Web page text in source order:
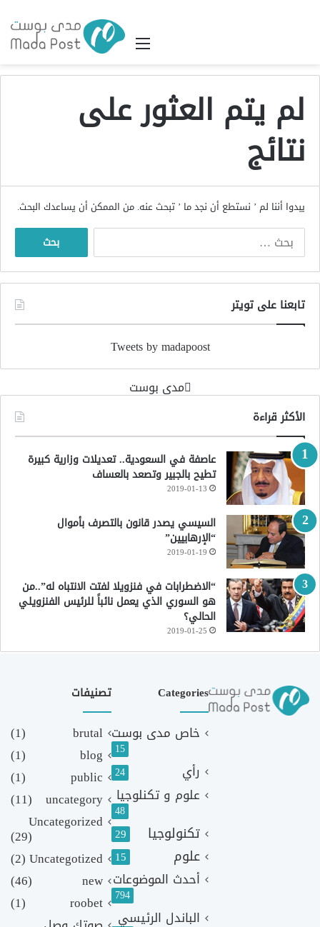
القائمة
لم يتم العثور على
نتائج
يبدوا أننا لم ’ نستطع أن نجد ما ’ تبحث عنه. من الممكن أن يساعدك البحث.
البحث
تابعنا على تويتر
Tweets by madapoost
‏مدى بوست‏
الأكثر قراءة
عاصفة في السعودية.. تعديلات وزارية كبيرة
تطيح بالجبير وتصعد بالعساف
2019-01-13
السيسي يصدر قانون بالتصرف بأموال
“الإرهابيين”
2019-01-19
“الاضطرابات في فنزويلا لفتت الانتباه له”..من
هو السوري الذي يعمل نائباً للرئيس الفنزويلي
الحالي؟
2019-01-25
Categories
خاص مدى بوست
15
رأي 24
علوم و تكنلوجيا
48
تكنولوجيا 29
علوم 15
أحدث الموضوعات
794
الباندل الرئيسي
تصنيفات
brutal
(1)
blog
(1)
public
(1)
uncategory
(11)
Uncategorized
(29)
Uncategotized
(2)
new
(46)
roobet
(1)